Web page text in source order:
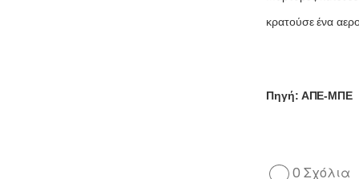
κρατούσε ένα
Πηγή: ΑΠΕ-ΜΠΕ
0 Σχόλια